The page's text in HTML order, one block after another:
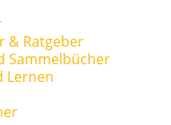
& Ratgeber
Sammelbücher
Lernen